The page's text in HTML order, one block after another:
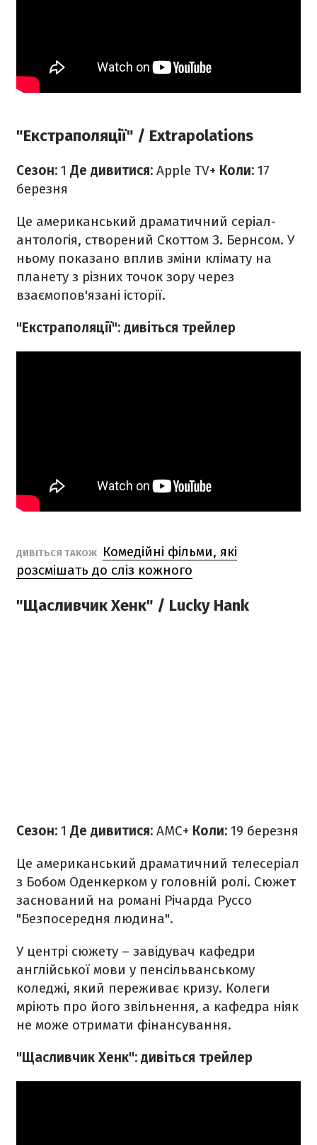
"Екстраполяції" / Extrapolations
Сезон: 1 Де дивитися: Apple TV+ Коли: 17
березня
Це американський драматичний серіал-
антологія, створений Скоттом З. Бернсом. У
ньому показано вплив зміни клімату на
планету з різних точок зору через
взаємопов'язані історії.
"Екстраполяції": дивіться трейлер
ДИВІТЬСЯ ТАКОЖ
Комедійні фільми, які
розсмішать до сліз кожного
"Щасливчик Хенк" / Lucky Hank
Сезон: 1 Де дивитися: AMC+ Коли: 19 березня
Це американський драматичний телесеріал
з Бобом Оденкерком у головній ролі. Сюжет
заснований на романі Річарда Руссо
"Безпосередня людина".
У центрі сюжету – завідувач кафедри
англійської мови у пенсільванському
коледжі, який переживає кризу. Колеги
мріють про його звільнення, а кафедра ніяк
не може отримати фінансування.
"Щасливчик Хенк": дивіться трейлер